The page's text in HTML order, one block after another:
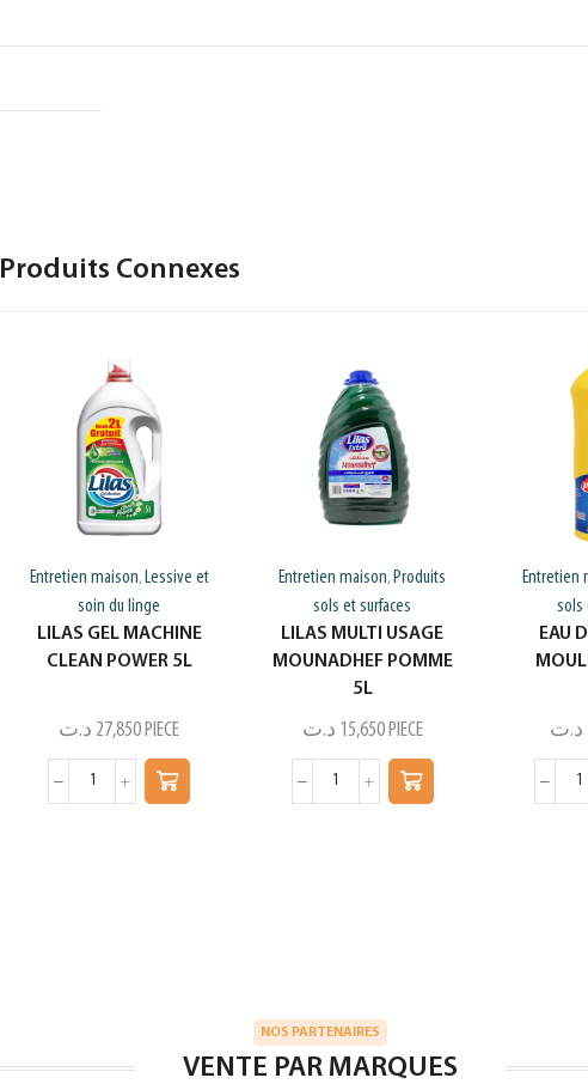
Produits Connexes
Entretien maison, Lessive et
soin du linge
LILAS GEL MACHINE
CLEAN POWER 5L
27,850 د.ت PIECE
Entretien maison,Produits
sols et surfaces
LILAS MULTI USAGE
MOUNADHEF POMME
5L
15,650 د.ت PIECE
Entretien
sols
EAU
د.ت
NOS PARTENAIRES
VENTE PAR MARQUES